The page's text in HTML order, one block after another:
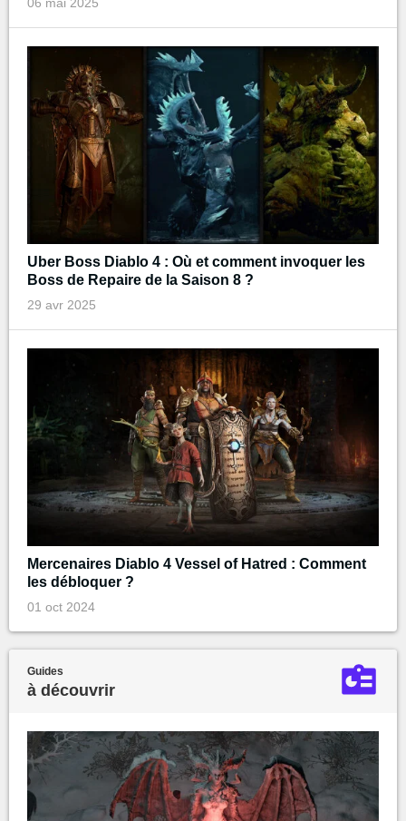
Uber Boss Diablo 4 : Où et comment invoquer les
Boss de Repaire de la Saison 8 ?
29 avr 2025
Mercenaires Diablo 4 Vessel of Hatred : Comment
les débloquer ?
01 oct 2024
Guides
à découvrir